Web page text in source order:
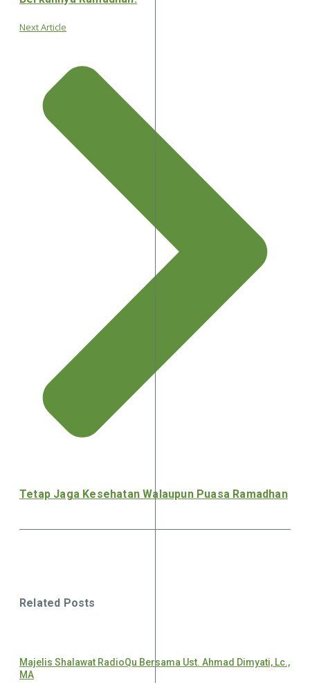
Next Article
Tetap Jaga Kesehatan Walaupun Puasa Ramadhan
Related Posts
Majelis Shalawat RadioQu Bersama Ust. Ahmad Dimyati, Lc.,
MA